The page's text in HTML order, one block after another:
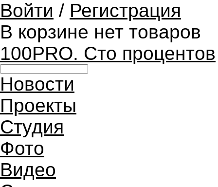
Войти / Регистрация
В корзине нет товаров
100PRO. Сто процентов
Новости
Проекты
Студия
Фото
Видео